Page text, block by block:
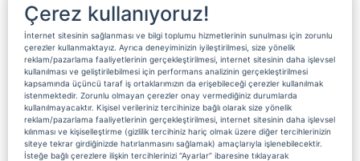
Çerez kullanıyoruz!
İnternet sitesinin sağlanması ve bilgi toplumu hizmetlerinin sunulması için zorunlu
çerezler kullanmaktayız. Ayrıca deneyiminizin iyileştirilmesi, size yönelik
reklam/pazarlama faaliyetlerinin gerçekleştirilmesi, internet sitesinin daha işlevsel
kullanılması ve geliştirilebilmesi için performans analizinin gerçekleştirilmesi
kapsamında üçüncü taraf iş ortaklarımızın da erişebileceği çerezler kullanılmak
istenmektedir. Zorunlu olmayan çerezler onay vermediğiniz durumlarda
kullanılmayacaktır. Kişisel verileriniz tercihinize bağlı olarak size yönelik
reklam/pazarlama faaliyetlerinin gerçekleştirilmesi, internet sitesinin daha işlevsel
kılınması ve kişiselleştirme (gizlilik tercihiniz hariç olmak üzere diğer tercihlerinizin
siteye tekrar girdiğinizde hatırlanmasını sağlamak) amaçlarıyla işlenebilecektir.
İsteğe bağlı çerezlere ilişkin tercihlerinizi “Ayarlar” ibaresine tıklayarak